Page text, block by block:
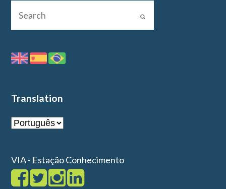
Translation
VIA - Estação Conhecimento